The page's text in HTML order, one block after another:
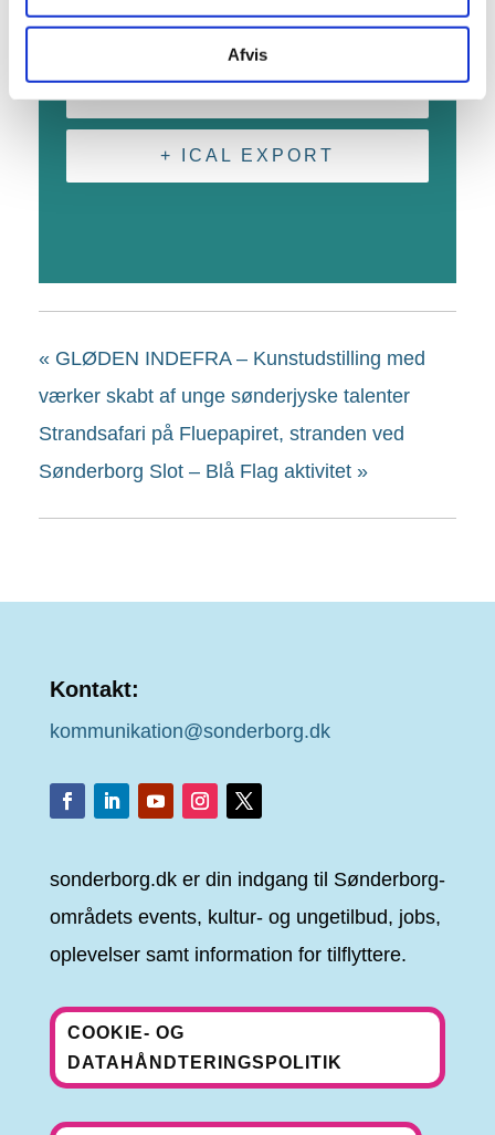
Afvis
Sydals, 6470 + Google Maps
+ ICAL EXPORT
« GLØDEN INDEFRA – Kunstudstilling med
værker skabt af unge sønderjyske talenter
Strandsafari på Fluepapiret, stranden ved
Sønderborg Slot – Blå Flag aktivitet »
Kontakt:
kommunikation@sonderborg.dk
sonderborg.dk er din indgang til Sønderborg-
områdets events, kultur- og ungetilbud, jobs,
oplevelser samt information for tilflyttere.
COOKIE- OG
DATAHÅNDTERINGSPOLITIK